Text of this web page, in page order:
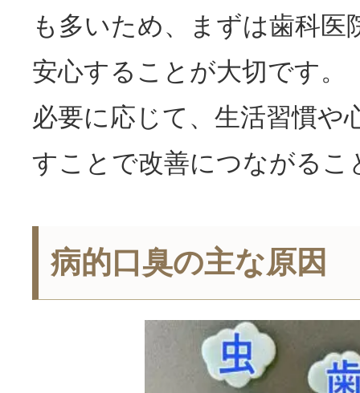
も多いため、まずは歯科医
安心することが大切です。
必要に応じて、生活習慣や
すことで改善につながるこ
病的口臭の主な原因